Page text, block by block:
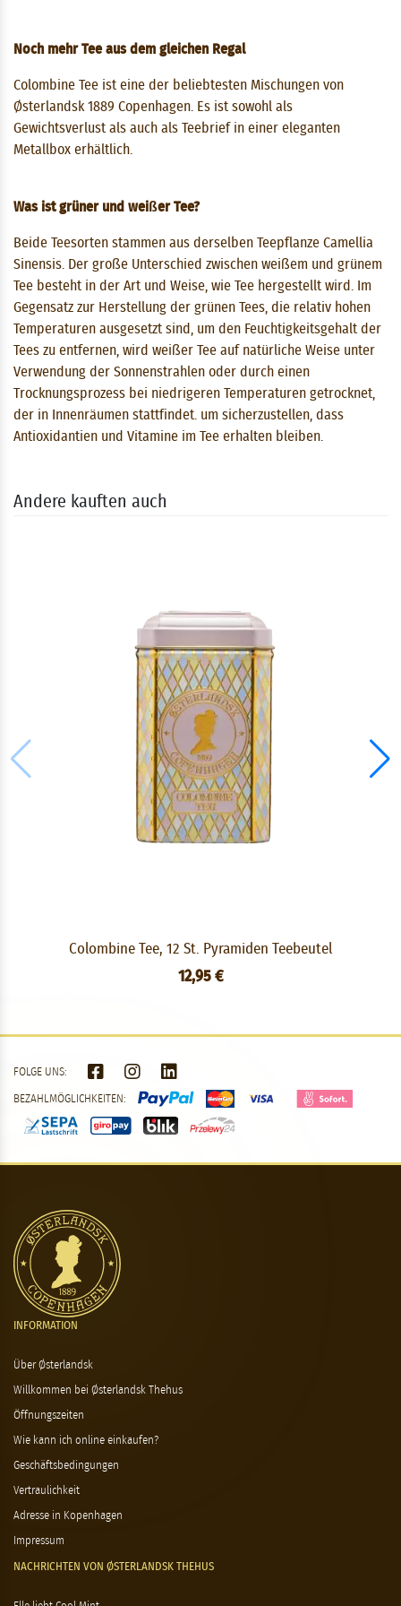
Noch mehr Tee aus dem gleichen Regal
Colombine Tee ist eine der beliebtesten Mischungen von
Østerlandsk 1889 Copenhagen. Es ist sowohl als
Gewichtsverlust als auch als Teebrief in einer eleganten
Metallbox erhältlich.
Was ist grüner und weißer Tee?
Beide Teesorten stammen aus derselben Teepflanze Camellia
Sinensis. Der große Unterschied zwischen weißem und grünem
Tee besteht in der Art und Weise, wie Tee hergestellt wird. Im
Gegensatz zur Herstellung der grünen Tees, die relativ hohen
Temperaturen ausgesetzt sind, um den Feuchtigkeitsgehalt der
Tees zu entfernen, wird weißer Tee auf natürliche Weise unter
Verwendung der Sonnenstrahlen oder durch einen
Trocknungsprozess bei niedrigeren Temperaturen getrocknet,
der in Innenräumen stattfindet. um sicherzustellen, dass
Antioxidantien und Vitamine im Tee erhalten bleiben.
Andere kauften auch
Colombine Tee, 12 St. Pyramiden Teebeutel
12,95 €
FOLGE UNS:
BEZAHLMÖGLICHKEITEN:
INFORMATION
Über Østerlandsk
Willkommen bei Østerlandsk Thehus
Öffnungszeiten
Wie kann ich online einkaufen?
Geschäftsbedingungen
Vertraulichkeit
Adresse in Kopenhagen
Impressum
NACHRICHTEN VON ØSTERLANDSK THEHUS